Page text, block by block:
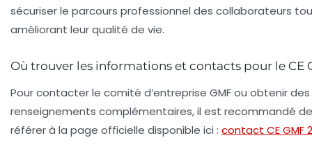
sécuriser le parcours professionnel des collaborateurs
améliorant leur qualité de vie.
Où trouver les informations et contacts pour le CE
Pour contacter le comité d’entreprise GMF ou obtenir des
renseignements complémentaires, il est recommandé
référer à la page officielle disponible ici : contact CE GMF